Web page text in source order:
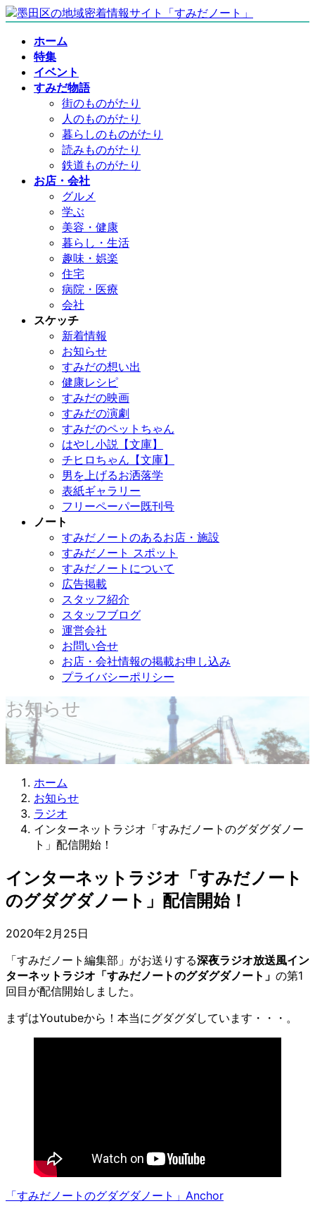
コ
ナ
ホーム
特集
イベント
すみだ物語
街のものがたり
人のものがたり
暮らしのものがたり
読みものがたり
鉄道ものがたり
お店・会社
グルメ
学ぶ
美容・健康
暮らし・生活
趣味・娯楽
住宅
病院・医療
会社
スケッチ
新着情報
お知らせ
すみだの想い出
健康レシピ
すみだの映画
すみだの演劇
すみだのペットちゃん
はやし小説【文庫】
チヒロちゃん【文庫】
男を上げるお洒落学
表紙ギャラリー
フリーペーパー既刊号
ノート
すみだノートのあるお店・施設
すみだノート スポット
すみだノートについて
広告掲載
スタッフ紹介
スタッフブログ
運営会社
お問い合せ
お店・会社情報の掲載お申し込み
プライバシーポリシー
お知らせ
ホーム
お知らせ
ラジオ
インターネットラジオ「すみだノートのグダグダノー
ト」配信開始！
インターネットラジオ「すみだノート
のグダグダノート」配信開始！
2020年2月25日
「すみだノート編集部」がお送りする深夜ラジオ放送風イン
ターネットラジオ「すみだノートのグダグダノート」 の第1
回目が配信開始しました。
まずはYoutubeから！本当にグダグダしています・・・。
「すみだノートのグダグダノート」Anchor